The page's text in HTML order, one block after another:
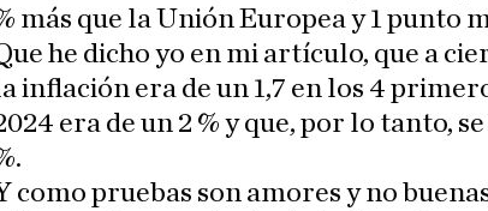
más que la Unión Europea y 1 punto
he dicho yo en mi artículo, que a
inflación era de un 1,7 en los 4
era de un 2 % y que, por lo tanto,
como pruebas son amores y no